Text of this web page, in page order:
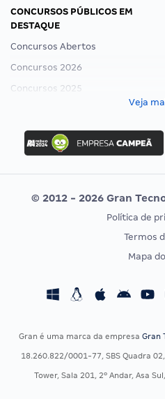
CONCURSOS PÚBLICOS EM
DESTAQUE
Concursos Abertos
Concursos 2026
Concursos 2025
Concurso Ibama
Concurso MPU
Editais publicados
CONCURSOS POR PROFISSÃO
Concursos Fiscais
Concursos Saúde
Veja
© 2012 - 2026 Gran
Política de
Termos
Mapa
Gran é uma marca da empresa Gran
18.260.822/0001-77, SBS Quadra
Tower, Sala 201, 2º Andar, Asa